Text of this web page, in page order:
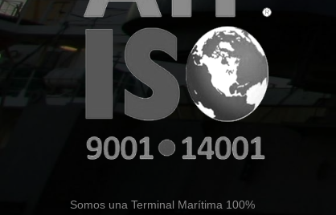
Somos una Terminal Marítima 100%